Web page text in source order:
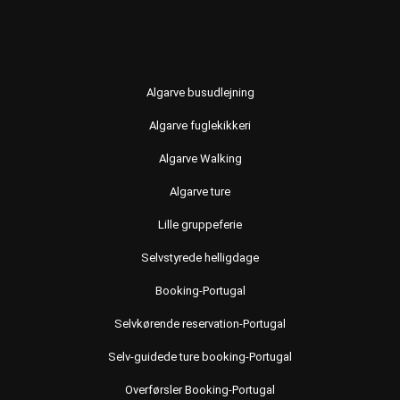
Algarve busudlejning
Algarve fuglekikkeri
Algarve Walking
Algarve ture
Lille gruppeferie
Selvstyrede helligdage
Booking-Portugal
Selvkørende reservation-Portugal
Selv-guidede ture booking-Portugal
Overførsler Booking-Portugal